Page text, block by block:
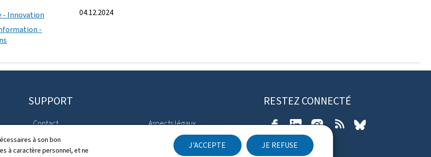
à son bon
à caractère personnel, et ne
J'ACCEPTE JE REFUSE
- Innovation
-
04.12.2024
SUPPORT
Contact
Plan du site
Aspects légaux
Déclaration d'accessibilité
RESTEZ CONNECTÉ
FacebookLinkedInInstagramRSS